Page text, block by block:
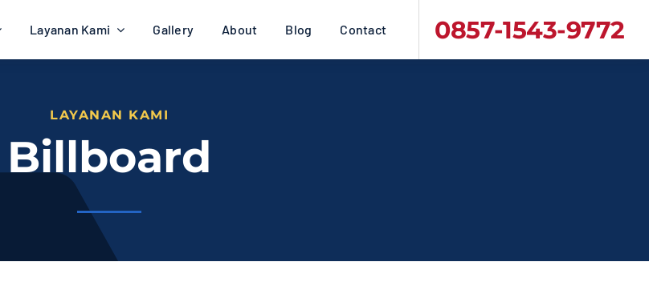
Layanan Kami Gallery About Blog Contact 0857-1543-9772
LAYANAN KAMI
Billboard